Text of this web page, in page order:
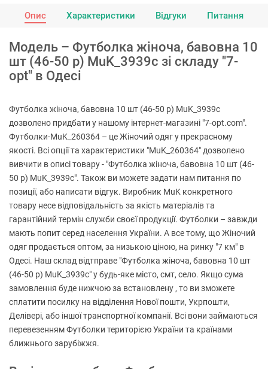
Опис Характеристики Відгуки Питання
Модель – Футболка жіноча, бавовна 10
шт (46-50 р) MuK_3939c зі складу "7-
opt" в Одесі
Футболка жіноча, бавовна 10 шт (46-50 р) MuK_3939c
дозволено придбати у нашому інтернет-магазині "7-opt.com".
Футболки-MuK_260364 – це Жіночий одяг у прекрасному
якості. Всі опції та характеристики "MuK_260364" дозволено
вивчити в описі товару - "Футболка жіноча, бавовна 10 шт (46-
50 р) MuK_3939c". Також ви можете задати нам питання по
позиції, або написати відгук. Виробник MuK конкретного
товару несе відповідальність за якість матеріалів та
гарантійний термін служби своєї продукції. Футболки – завжди
мають попит серед населення України. А все тому, що Жіночий
одяг продається оптом, за низькою ціною, на ринку "7 км" в
Одесі. Наш склад відтправе "Футболка жіноча, бавовна 10 шт
(46-50 р) MuK_3939c" у будь-яке місто, смт, село. Якщо сума
замовлення буде нижчою за встановлену , то ви зможете
сплатити посилку на відділення Нової пошти, Укрпошти,
Делівері, або іншої транспортної компанії. Всі вони займаються
перевезенням Футболки територією України та країнами
ближнього зарубіжжя.